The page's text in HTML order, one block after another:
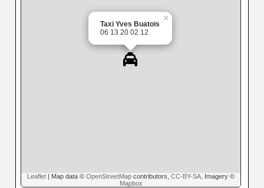
Taxi Yves Buatois
06 13 20 02 12
×
Leaflet | Map data © OpenStreetMap contributors, CC-BY-SA , Imagery ©
Mapbox